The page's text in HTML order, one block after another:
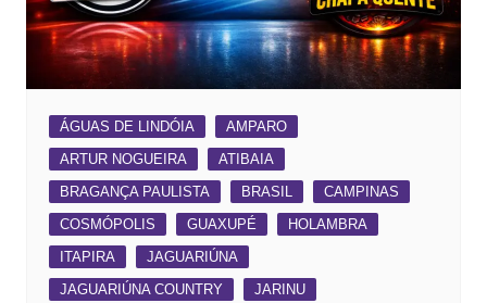
ÁGUAS DE LINDÓIA
AMPARO
ARTUR NOGUEIRA
ATIBAIA
BRAGANÇA PAULISTA
BRASIL
CAMPINAS
COSMÓPOLIS
GUAXUPÉ
HOLAMBRA
ITAPIRA
JAGUARIÚNA
JAGUARIÚNA COUNTRY
JARINU